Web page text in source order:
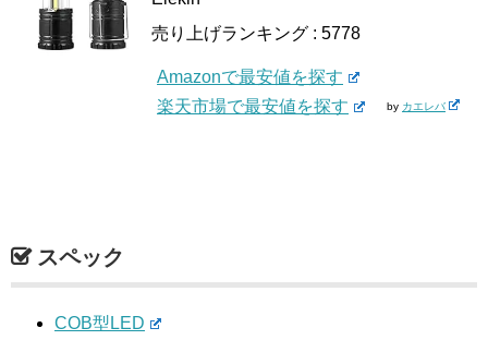
売り上げランキング : 5778
Amazonで最安値を探す
楽天市場で最安値を探す
by カエレバ
スペック
COB型LED